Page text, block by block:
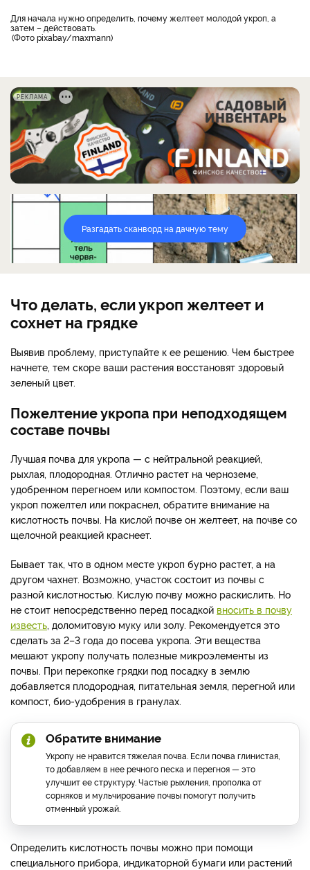
Для начала нужно определить, почему желтеет молодой укроп, а
затем – действовать.
Фото pixabay/maxmann
РЕКЛАМА
Разгадать сканворд на дачную тему
Что делать, если укроп желтеет и
сохнет на грядке
Выявив проблему, приступайте к ее решению. Чем быстрее
начнете, тем скоре ваши растения восстановят здоровый
зеленый цвет.
Пожелтение укропа при неподходящем
составе почвы
Лучшая почва для укропа — с нейтральной реакцией,
рыхлая, плодородная. Отлично растет на черноземе,
удобренном перегноем или компостом. Поэтому, если ваш
укроп пожелтел или покраснел, обратите внимание на
кислотность почвы. На кислой почве он желтеет, на почве со
щелочной реакцией краснеет.
Бывает так, что в одном месте укроп бурно растет, а на
другом чахнет. Возможно, участок состоит из почвы с
разной кислотностью. Кислую почву можно раскислить. Но
не стоит непосредственно перед посадкой вносить в почву
известь, доломитовую муку или золу. Рекомендуется это
сделать за 2–3 года до посева укропа. Эти вещества
мешают укропу получать полезные микроэлементы из
почвы. При перекопке грядки под посадку в землю
добавляется плодородная, питательная земля, перегной или
компост, био-удобрения в гранулах.
Обратите внимание
Укропу не нравится тяжелая почва. Если почва глинистая,
то добавляем в нее речного песка и перегноя — это
улучшит ее структуру. Частые рыхления, прополка от
сорняков и мульчирование почвы помогут получить
отменный урожай.
Определить кислотность почвы можно при помощи
специального прибора, индикаторной бумаги или растений